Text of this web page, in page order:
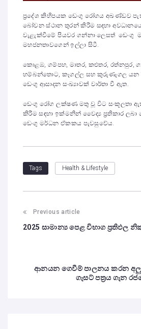
ප්‍රදේශ කිහිපයක ඩෙංගු රෝගය අඛණ්ඩව
බෝවන ස්ථාන තුරන් කිරීම සඳහා
වැළැක්වීමේ පියවර ගන්නා ලෙසත් ඩෙංගු
මහජනතාවගෙන් ඉල්ලා සිටී.
කොළඹ, ගම්පහ, මාතර, කළුතර, රත්නපුර,
හම්බන්තොට, කෑගල්ල සහ කුරුණෑගල යන
ඩෙංගු ආසාදන සංඛ්‍යාවක් වාර්තා වී ඇත.
ඩෙංගු රෝග ලක්ෂණ මතු වූ විට සංකූලතා
කිරීම සඳහා ඉක්මනින් වෛද්‍ය ප්‍රතිකාර ලබා
ඩෙංගු මර්ධන ඒකකය පැවසුවේය.
Tags Health & Lifestyle
Previous article
2025 සාමාන්‍ය පෙළ විභාග ප්‍රතිඵල
ආනයන ගෙවීම් පාලනය කරන
ගැසට් පත්‍රය ගැන